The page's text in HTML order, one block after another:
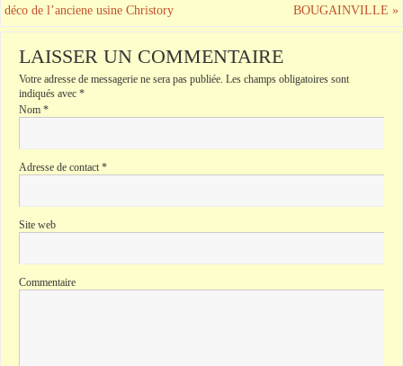
déco de l’anciene usine Christory
BOUGAINVILLE »
LAISSER UN COMMENTAIRE
Votre adresse de messagerie ne sera pas publiée. Les champs obligatoires sont
indiqués avec *
Nom *
Adresse de contact *
Site web
Commentaire